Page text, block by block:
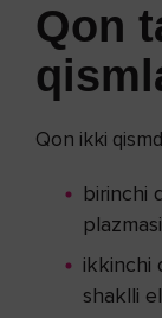
Qon
Qon ikki
birinchi
ikkinchi
shaklli